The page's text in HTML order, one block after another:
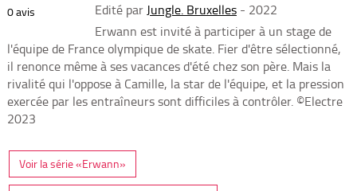
0avis
Edité par Jungle. Bruxelles - 2022
Erwann est invité à participer à un stage de
l'équipe de France olympique de skate. Fier d'être sélectionné,
il renonce même à ses vacances d'été chez son père. Mais la
rivalité qui l'oppose à Camille, la star de l'équipe, et la pression
exercée par les entraîneurs sont difficiles à contrôler. ©Electre
2023
Voir la série «Erwann»